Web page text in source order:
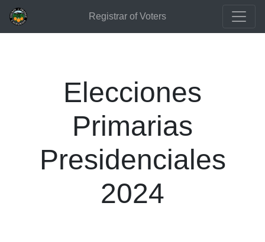
Registrar of Voters
Elecciones
Primarias
Presidenciales
2024